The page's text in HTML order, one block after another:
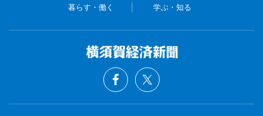
暮らす・働く 学ぶ・知る